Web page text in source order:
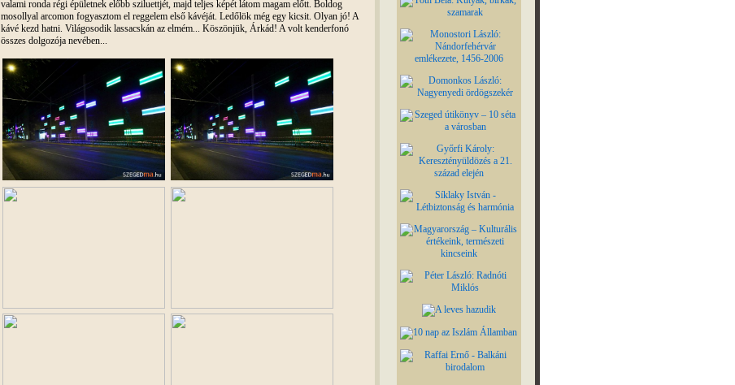
valami ronda régi épületnek előbb sziluettjét, majd teljes képét látom magam előtt. Boldog
mosollyal arcomon fogyasztom el reggelem első kávéját. Ledőlök még egy kicsit. Olyan jó! A
kávé kezd hatni. Világosodik lassacskán az elmém... Köszönjük, Árkád! A volt kenderfonó
összes dolgozója nevében...